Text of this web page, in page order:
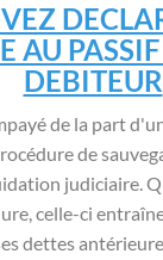
AU
DEBITEUR
de la part
de
judiciaire.
celle-ci
dettes